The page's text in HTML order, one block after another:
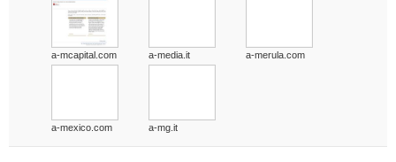
a-mcapital.com a-media.it a-merula.com
a-mexico.com a-mg.it